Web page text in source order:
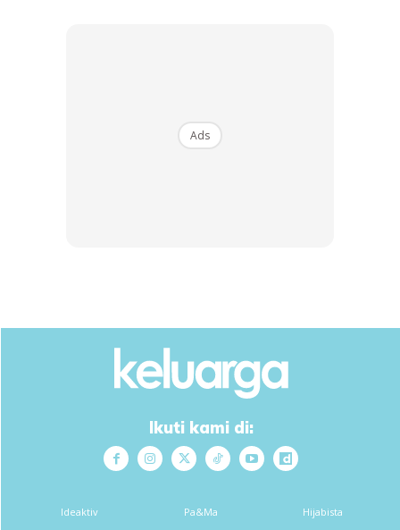
Bernama
Ads
Ikuti kami di:
Ideaktiv Pa&Ma Hijabista